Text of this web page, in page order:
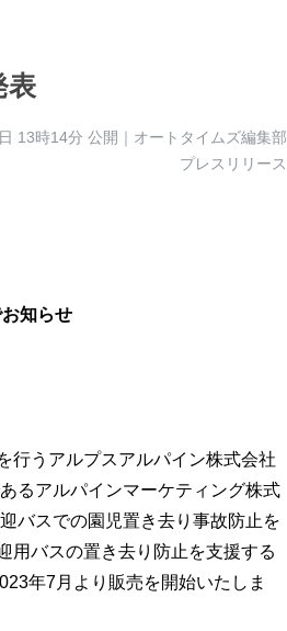
表
13時14分 公開｜オートタイムズ編集部
プレスリリース
知らせ
行うアルプスアルパイン株式会社
るアルパインマーケティング株式
バスでの園児置き去り事故防止を
用バスの置き去り防止を支援する
年7月より販売を開始いたしま